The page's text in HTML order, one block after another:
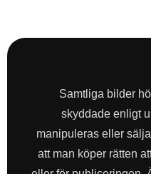
Samtliga bilder
skyddade enligt
manipuleras eller
att man köper rätten